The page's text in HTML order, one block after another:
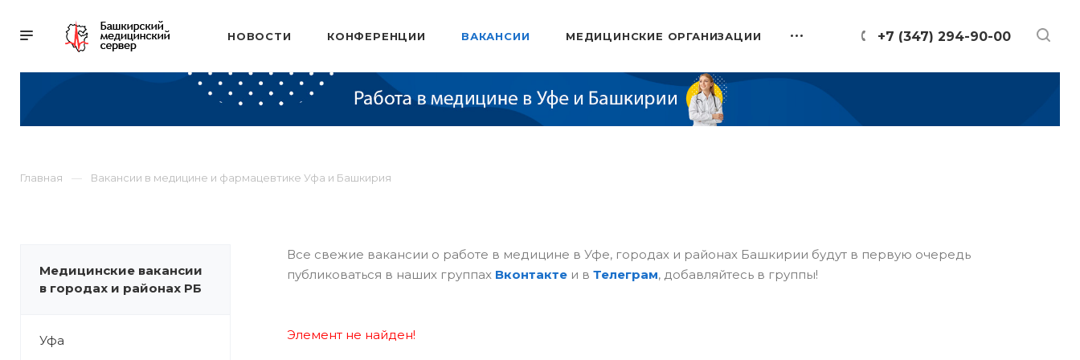
+7 (347) 294-90-00
НОВОСТИ КОНФЕРЕНЦИИ ВАКАНСИИ МЕДИЦИНСКИЕ ОРГАНИЗАЦИИ
Главная Вакансии в медицине и фармацевтике Уфа и Башкирия
Медицинские вакансии
в городах и районах РБ
Уфа
Все свежие вакансии о работе в медицине в Уфе, городах и районах Башкирии будут в первую очередь
публиковаться в наших группах Вконтактеи в Телеграм, добавляйтесь в группы!
Элемент не найден!